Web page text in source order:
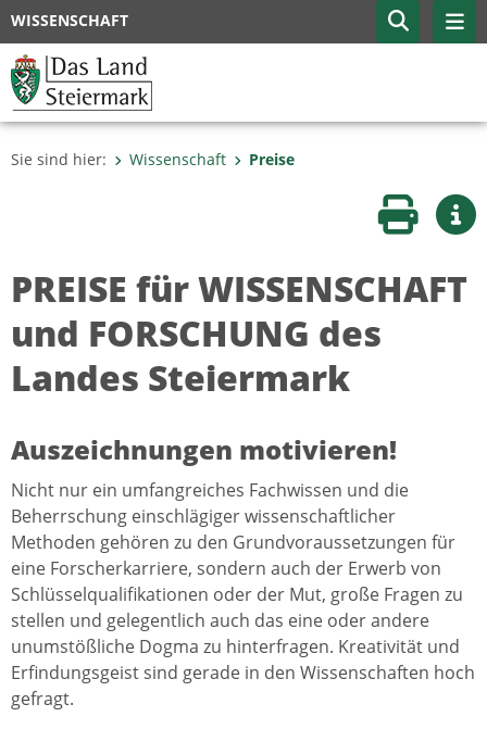
WISSENSCHAFT
Sie sind hier: Wissenschaft Preise
Seite
PREISE für WISSENSCHAFT
und FORSCHUNG des
Landes Steiermark
Auszeichnungen motivieren!
Nicht nur ein umfangreiches Fachwissen und die
Beherrschung einschlägiger wissenschaftlicher
Methoden gehören zu den Grundvoraussetzungen für
eine Forscherkarriere, sondern auch der Erwerb von
Schlüsselqualifikationen oder der Mut, große Fragen zu
stellen und gelegentlich auch das eine oder andere
unumstößliche Dogma zu hinterfragen. Kreativität und
Erfindungsgeist sind gerade in den Wissenschaften hoch
gefragt.